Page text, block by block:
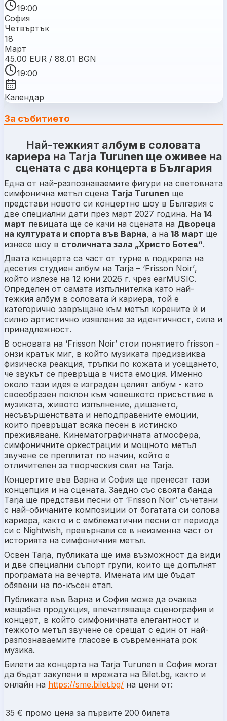
19:00
София
Четвъртък
18
Март
45.00 EUR / 88.01 BGN
19:00
Календар
За събитието
Най-тежкият албум в соловата
кариера на Tarja Turunen ще оживее на
сцената с два концерта в България
Една от най-разпознаваемите фигури на световната
симфонична метъл сцена Tarja Turunen ще
представи новото си концертно шоу в България с
две специални дати през март 2027 година. На 14
март певицата ще се качи на сцената на Двореца
на културата и спорта във Варна, а на 18 март ще
изнесе шоу в столичната зала „Христо Ботев“.
Двата концерта са част от турне в подкрепа на
десетия студиен албум на Tarja – ‘Frisson Noir’,
който излезе на 12 юни 2026 г. чрез earMUSIC.
Определен от самата изпълнителка като най-
тежкия албум в соловата ѝ кариера, той е
категорично завръщане към метъл корените ѝ и
силно артистично изявление за идентичност, сила и
принадлежност.
В основата на ‘Frisson Noir’ стои понятието frisson -
онзи кратък миг, в който музиката предизвиква
физическа реакция, тръпки по кожата и усещането,
че звукът се превръща в чиста емоция. Именно
около тази идея е изграден целият албум - като
своеобразен поклон към човешкото присъствие в
музиката, живото изпълнение, дишането,
несъвършенствата и неподправените емоции,
които превръщат всяка песен в истинско
преживяване. Кинематографичната атмосфера,
симфоничните оркестрации и мощното метъл
звучене се преплитат по начин, който е
отличителен за творческия свят на Tarja.
Концертите във Варна и София ще пренесат тази
концепция и на сцената. Заедно със своята банда
Tarja ще представи песни от ‘Frisson Noir’ съчетани
с най-обичаните композиции от богатата си солова
кариера, както и с емблематични песни от периода
си с Nightwish, превърнали се в неизменна част от
историята на симфоничния метъл.
Освен Tarja, публиката ще има възможност да види
и две специални съпорт групи, които ще допълнят
програмата на вечерта. Имената им ще бъдат
обявени на по-късен етап.
Публиката във Варна и София може да очаква
мащабна продукция, впечатляваща сценография и
концерт, в който симфоничната елегантност и
тежкото метъл звучене се срещат с един от най-
разпознаваемите гласове в съвременната рок
музика.
Билети за концерта на Tarja Turunen в София могат
да бъдат закупени в мрежата на Bilet.bg, както и
онлайн на https://sme.bilet.bg/ на цени от:
35 € промо цена за първите 200 билета